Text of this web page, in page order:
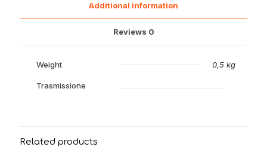
Additional information
Reviews 0
Weight 0,5 kg
Trasmissione
Related products